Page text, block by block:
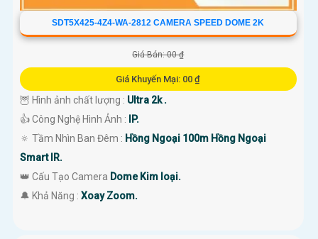
SDT5X425-4Z4-WA-2812 CAMERA SPEED DOME 2K
Giá Bán: 00 ₫
Giá Khuyến Mại: 00 ₫
🦉 Hình ảnh chất lượng : Ultra 2k .
👍 Công Nghệ Hình Ảnh :
IP.
🔅 Tầm Nhìn Ban Đêm : Hồng Ngoại 100m Hồng Ngoại
Smart IR.
👑 Cấu Tạo Camera Dome Kim loại.
️🔔 Khả Năng : Xoay Zoom.